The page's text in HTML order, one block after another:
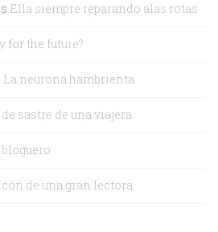
Ella siempre reparando alas rotas
for the future?
La neurona hambrienta
sastre de una viajera
de una gran lectora